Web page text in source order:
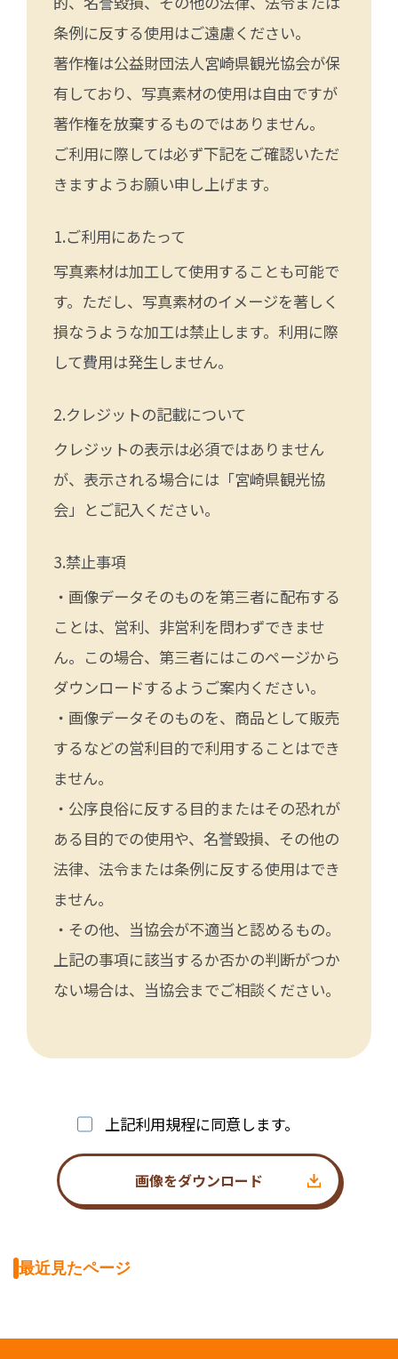
条例に反する使用はご遠慮ください。
著作権は公益財団法人宮崎県観光協会が保
有しており、写真素材の使用は自由ですが
著作権を放棄するものではありません。
ご利用に際しては必ず下記をご確認いただ
きますようお願い申し上げます。
ご利用にあたって
写真素材は加工して使用することも可能で
す。ただし、写真素材のイメージを著しく
損なうような加工は禁止します。利用に際
して費用は発生しません。
クレジットの記載について
クレジットの表示は必須ではありません
が、表示される場合には「宮崎県観光協
会」とご記入ください。
禁止事項
・画像データそのものを第三者に配布する
ことは、営利、非営利を問わずできませ
ん。この場合、第三者にはこのページから
ダウンロードするようご案内ください。
・画像データそのものを、商品として販売
するなどの営利目的で利用することはでき
ません。
・公序良俗に反する目的またはその恐れが
ある目的での使用や、名誉毀損、その他の
法律、法令または条例に反する使用はでき
ません。
・その他、当協会が不適当と認めるもの。
上記の事項に該当するか否かの判断がつか
ない場合は、当協会までご相談ください。
上記利用規程に同意します。
画像をダウンロード
最近見たページ